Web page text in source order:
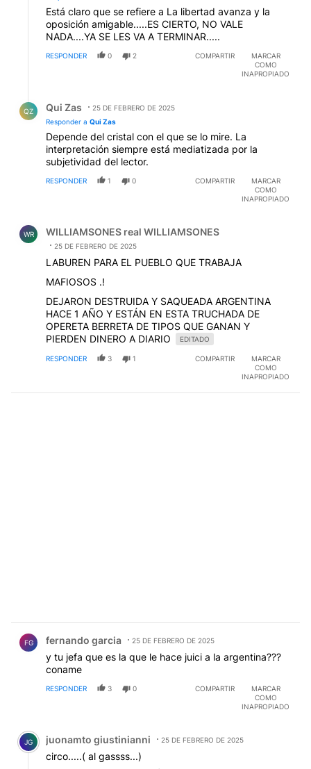
Está claro que se refiere a La libertad avanza y la
oposición amigable.....ES CIERTO, NO VALE
NADA....YA SE LES VA A TERMINAR.....
RESPONDER 0 2 COMPARTIR
MARCAR
COMO
INAPROPIADO
QZ Qui Zas
25 DE FEBRERO DE 2025
Responder a Qui Zas
Depende del cristal con el que se lo mire. La
interpretación siempre está mediatizada por la
subjetividad del lector.
RESPONDER 1 0 COMPARTIR
MARCAR
COMO
INAPROPIADO
WR WILLIAMSONES real WILLIAMSONES
25 DE FEBRERO DE 2025
LABUREN PARA EL PUEBLO QUE TRABAJA
MAFIOSOS .!
DEJARON DESTRUIDA Y SAQUEADA ARGENTINA
HACE 1 AÑO Y ESTÁN EN ESTA TRUCHADA DE
OPERETA BERRETA DE TIPOS QUE GANAN Y
PIERDEN DINERO A DIARIO
EDITADO
RESPONDER 3 1 COMPARTIR
MARCAR
COMO
INAPROPIADO
FG fernando garcia 25 DE FEBRERO DE 2025
y tu jefa que es la que le hace juici a la argentina???
coname
RESPONDER 3 0 COMPARTIR
MARCAR
COMO
INAPROPIADO
Comentario de juonamto giustinianni.
JG juonamto giustinianni 25 DE FEBRERO DE 2025
circo.....( al gassss...)